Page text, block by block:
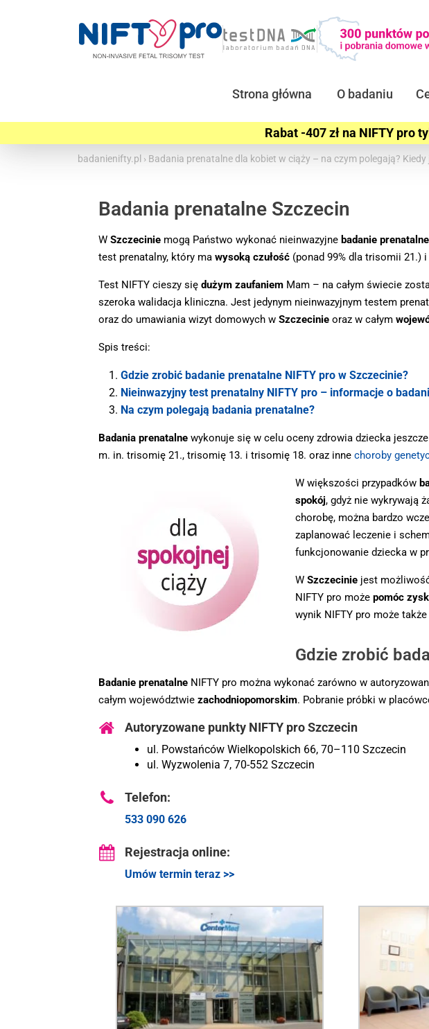
Strona główna O badaniu
Rabat -407 zł na NIFTY pro
badanienifty.pl › Badania prenatalne dla kobiet w ciąży – na czym polegają? Kiedy
Badania prenatalne Szczecin
W Szczecinie mogą Państwo wykonać nieinwazyjne badanie prenatalne
test prenatalny, który ma wysoką czułość (ponad 99% dla trisomii 21.)
Test NIFTY cieszy się dużym zaufaniem Mam – na całym świecie
szeroka walidacja kliniczna. Jest jedynym nieinwazyjnym testem
oraz do umawiania wizyt domowych w Szczecinie oraz w całym
Spis treści:
Gdzie zrobić badanie prenatalne NIFTY pro w Szczecinie?
Nieinwazyjny test prenatalny NIFTY pro – informacje o
Na czym polegają badania prenatalne?
Badania prenatalne wykonuje się w celu oceny zdrowia dziecka
m. in. trisomię 21., trisomię 13. i trisomię 18. oraz inne choroby
W większości przypadków
spokój, gdyż nie wykrywają
chorobę, można bardzo
zaplanować leczenie i
funkcjonowanie dziecka w
W Szczeciniejest
NIFTY pro może pomóc
wynik NIFTY pro może
Gdzie zrobić
Badanie prenatalne NIFTY pro można wykonać zarówno w
całym województwie zachodniopomorskim. Pobranie próbki w
Autoryzowane punkty NIFTY pro Szczecin
ul. Powstańców Wielkopolskich 66, 70–110 Szczecin
ul. Wyzwolenia 7, 70-552 Szczecin
Telefon:
533 090 626
Rejestracja online:
Umów termin teraz >>